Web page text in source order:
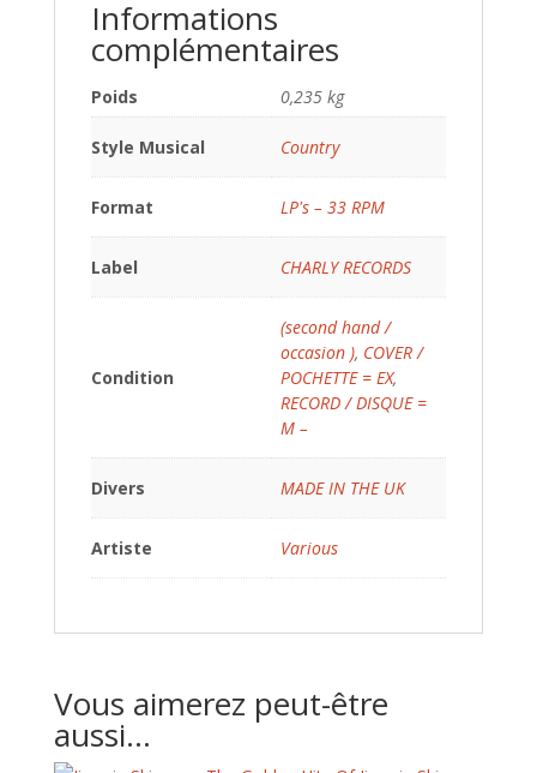
Informations
complémentaires
Poids 0,235 kg
Style Musical Country
Format LP's – 33 RPM
Label CHARLY RECORDS
Condition
(second hand /
occasion ), COVER /
POCHETTE = EX,
RECORD / DISQUE =
M –
Divers MADE IN THE UK
Artiste Various
Vous aimerez peut-être
aussi…